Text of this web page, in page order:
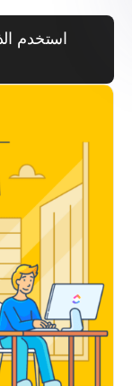
استخدم